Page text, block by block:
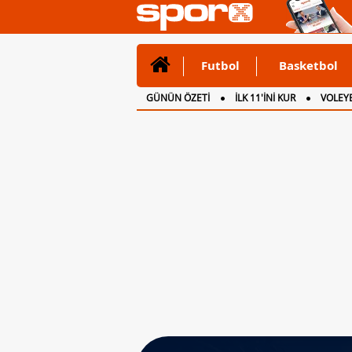
Futbol Basketbol
GÜNÜN ÖZETİ İLK 11'İNİ KUR
CANLI ANLATIM
İNGİLTERE